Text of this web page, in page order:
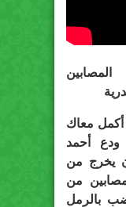
أكمل معاك
ودع أحمد
يخرج من
من
بالرمل